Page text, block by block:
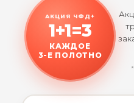
АКЦИЯ ЧФД+
1+1=3
КАЖДОЕ
3-Е ПОЛОТНО